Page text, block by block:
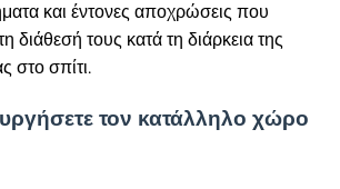
και έντονες αποχρώσεις που
διάθεσή τους κατά τη διάρκεια της
στο σπίτι.
τον κατάλληλο χώρο